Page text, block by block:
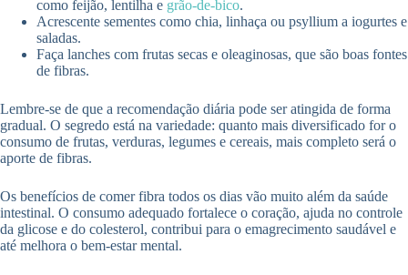
como feijão, lentilha e grão-de-bico.
Acrescente sementes como chia, linhaça ou psyllium a iogurtes e
saladas.
Faça lanches com frutas secas e oleaginosas, que são boas fontes
de fibras.
Lembre-se de que a recomendação diária pode ser atingida de forma
gradual. O segredo está na variedade: quanto mais diversificado for o
consumo de frutas, verduras, legumes e cereais, mais completo será o
aporte de fibras.
Os benefícios de comer fibra todos os dias vão muito além da saúde
intestinal. O consumo adequado fortalece o coração, ajuda no controle
da glicose e do colesterol, contribui para o emagrecimento saudável e
até melhora o bem-estar mental.